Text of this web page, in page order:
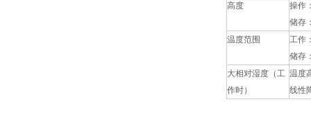
高度
操作
储存
温度范围
工作
储存
大相对湿度（工
作时）
温度
线性